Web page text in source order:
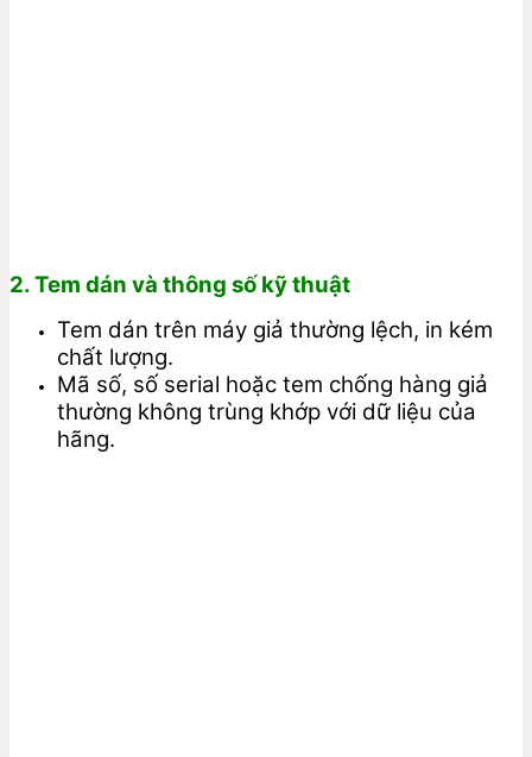
2. Tem dán và thông số kỹ thuật
Tem dán trên máy giả thường lệch, in kém
chất lượng.
Mã số, số serial hoặc tem chống hàng giả
thường không trùng khớp với dữ liệu của
hãng.